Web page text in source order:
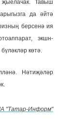
Тавыш
да әйтә
берсенә ия
экшн-
көтә.
Нәтиҗәләр
"Татар-Информ"